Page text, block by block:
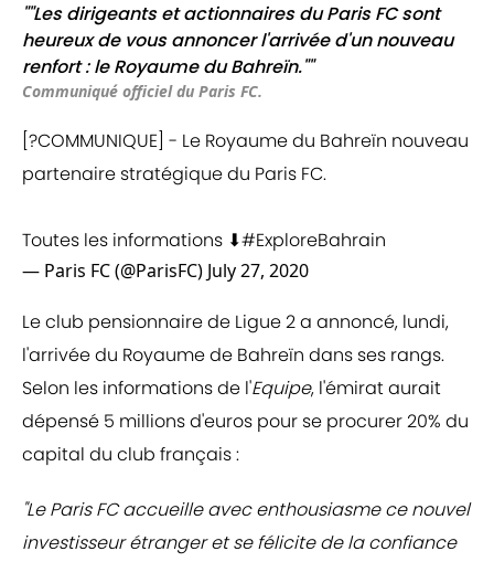
""Les dirigeants et actionnaires du Paris FC sont
heureux de vous annoncer l'arrivée d'un nouveau
renfort : le Royaume du Bahreïn.""
Communiqué officiel du Paris FC.
[?COMMUNIQUE] - Le Royaume du Bahreïn nouveau
partenaire stratégique du Paris FC.
Toutes les informations ⬇#ExploreBahrain
— Paris FC (@ParisFC) July 27, 2020
Le club pensionnaire de Ligue 2 a annoncé, lundi,
l'arrivée du Royaume de Bahreïn dans ses rangs.
Selon les informations de l'Equipe, l'émirat aurait
dépensé 5 millions d'euros pour se procurer 20% du
capital du club français :
"Le Paris FC accueille avec enthousiasme ce nouvel
investisseur étranger et se félicite de la confiance